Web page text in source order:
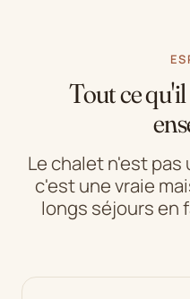
Tout ce
Le chalet n'est
c'est une vraie
longs séjours en